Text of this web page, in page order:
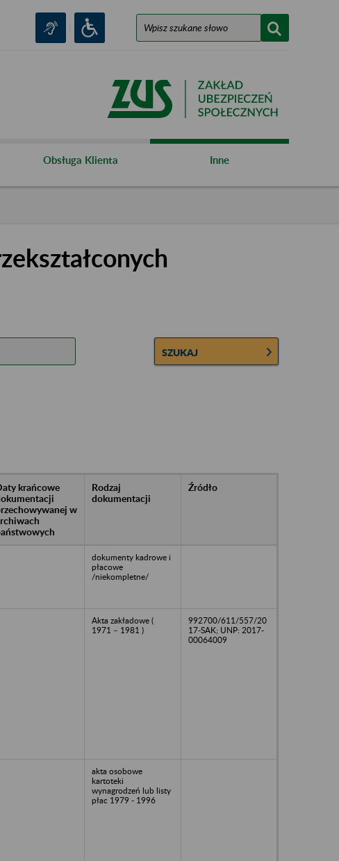
Obsługa Klienta Inne
SZUKAJ
krańcowe
w
Rodzaj
dokumentacji
Źródło
dokumenty kadrowe i
płacowe
/niekompletne/
Akta zakładowe (
1971 – 1981 )
992700/611/557/20
17-SAK; UNP: 2017-
00064009
akta osobowe
kartoteki
wynagrodzeń lub listy
płac 1979 - 1996